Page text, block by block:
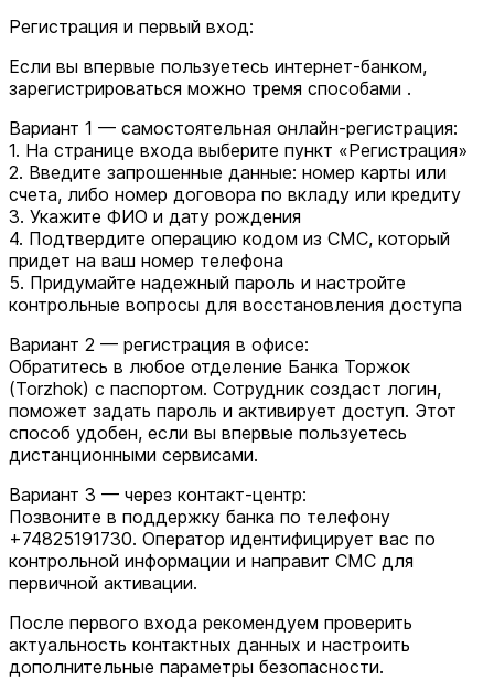
Регистрация и первый вход:
Если вы впервые пользуетесь интернет-банком,
зарегистрироваться можно тремя способами .
Вариант 1 — самостоятельная онлайн-регистрация:
1. На странице входа выберите пункт «Регистрация»
2. Введите запрошенные данные: номер карты или
счета, либо номер договора по вкладу или кредиту
3. Укажите ФИО и дату рождения
4. Подтвердите операцию кодом из СМС, который
придет на ваш номер телефона
5. Придумайте надежный пароль и настройте
контрольные вопросы для восстановления доступа
Вариант 2 — регистрация в офисе:
Обратитесь в любое отделение Банка Торжок
(Torzhok) с паспортом. Сотрудник создаст логин,
поможет задать пароль и активирует доступ. Этот
способ удобен, если вы впервые пользуетесь
дистанционными сервисами.
Вариант 3 — через контакт-центр:
Позвоните в поддержку банка по телефону
+74825191730. Оператор идентифицирует вас по
контрольной информации и направит СМС для
первичной активации.
После первого входа рекомендуем проверить
актуальность контактных данных и настроить
дополнительные параметры безопасности.